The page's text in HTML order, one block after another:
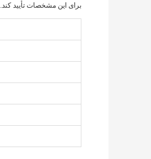
برای این مشخصات تأیید کند.